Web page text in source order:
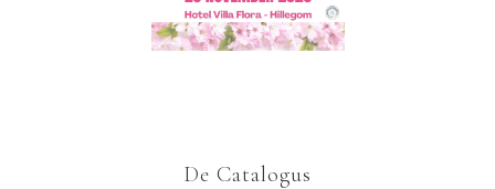
De Catalogus